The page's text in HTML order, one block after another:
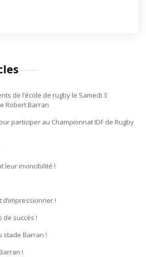
de l’école de rugby le Samedi 3
Robert Barran
participer au Championnat IDF de Rugby
leur invincibilité !
!
de succès !
stade Barran !
!